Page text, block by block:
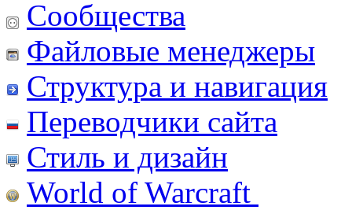
Сообщества
Файловые менеджеры
Структура и навигация
Переводчики сайта
Стиль и дизайн
World of Warcraft